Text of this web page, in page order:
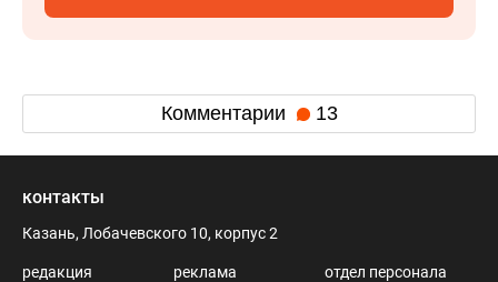
Комментарии 13
контакты
Казань, Лобачевского 10, корпус 2
редакция
реклама
отдел персонала